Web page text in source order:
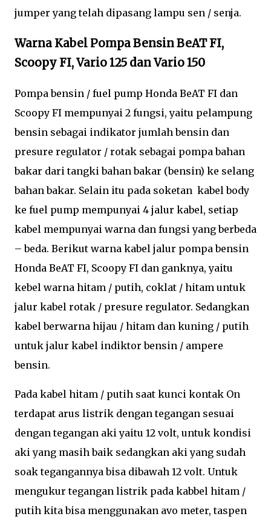
jumper yang telah dipasang lampu sen / senja.
Warna Kabel Pompa Bensin BeAT FI,
Scoopy FI, Vario 125 dan Vario 150
Pompa bensin / fuel pump Honda BeAT FI dan
Scoopy FI mempunyai 2 fungsi, yaitu pelampung
bensin sebagai indikator jumlah bensin dan
presure regulator / rotak sebagai pompa bahan
bakar dari tangki bahan bakar (bensin) ke selang
bahan bakar. Selain itu pada soketan kabel body
ke fuel pump mempunyai 4 jalur kabel, setiap
kabel mempunyai warna dan fungsi yang berbeda
– beda. Berikut warna kabel jalur pompa bensin
Honda BeAT FI, Scoopy FI dan ganknya, yaitu
kebel warna hitam / putih, coklat / hitam untuk
jalur kabel rotak / presure regulator. Sedangkan
kabel berwarna hijau / hitam dan kuning / putih
untuk jalur kabel indiktor bensin / ampere
bensin.
Pada kabel hitam / putih saat kunci kontak On
terdapat arus listrik dengan tegangan sesuai
dengan tegangan aki yaitu 12 volt, untuk kondisi
aki yang masih baik sedangkan aki yang sudah
soak tegangannya bisa dibawah 12 volt. Untuk
mengukur tegangan listrik pada kabbel hitam /
putih kita bisa menggunakan avo meter, taspen